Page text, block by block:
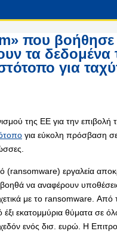
που βοήθησε
τα δεδομένα
για
της ΕΕ για την επιβολή
για εύκολη πρόσβαση
(ransomware) εργαλεία
να αναφέρουν
με το ransomware. Από
εκατομμύρια θύματα σε
ενός δισ. ευρώ. Η